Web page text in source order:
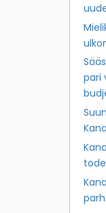
pari